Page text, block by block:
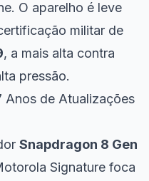
O aparelho é leve
militar de
, a mais alta contra
pressão.
Anos de Atualizações
Snapdragon 8 Gen
Signature foca